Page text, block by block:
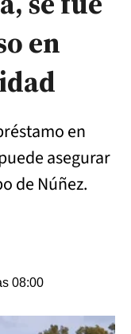
en
en
asegurar
de Núñez.
08:00